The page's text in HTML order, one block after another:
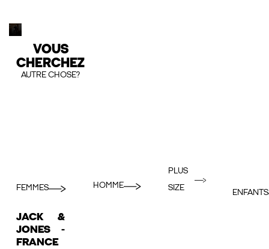
VOUS
CHERCHEZ
AUTRE CHOSE?
FEMMES HOMME
PLUS
SIZE
ENFANTS
JACK &
JONES -
FRANCE